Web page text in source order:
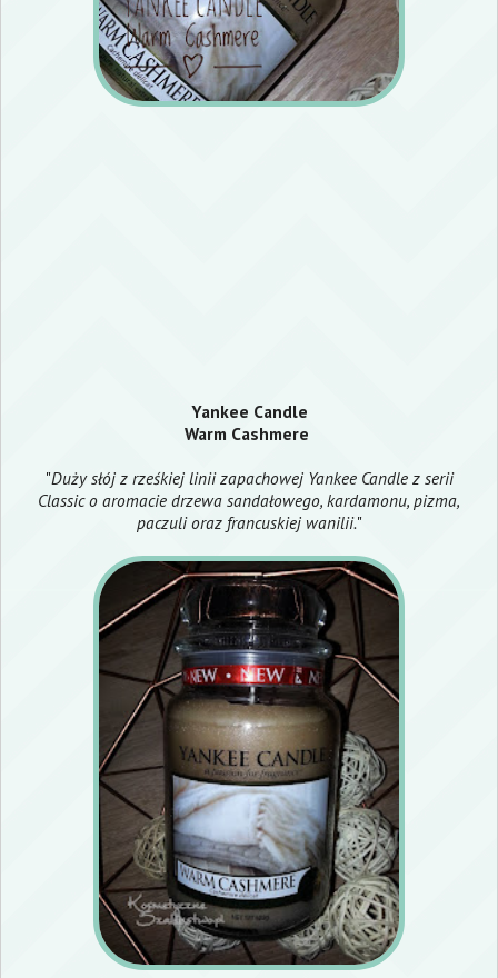
Yankee Candle
Warm Cashmere
"Duży słój z rześkiej linii zapachowej Yankee Candle z serii
Classic o aromacie drzewa sandałowego, kardamonu, pizma,
paczuli oraz francuskiej wanilii."